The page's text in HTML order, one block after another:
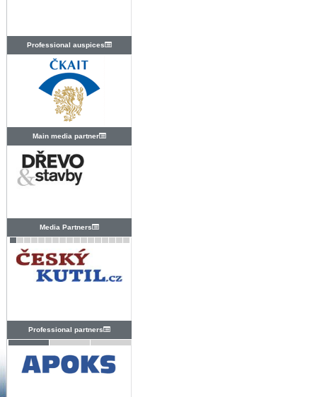
Professional auspices
Main media partner
Media Partners
Professional partners